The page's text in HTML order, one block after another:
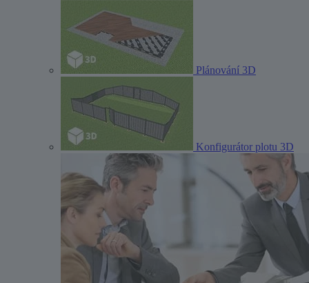
Plánování 3D
Konfigurátor plotu 3D